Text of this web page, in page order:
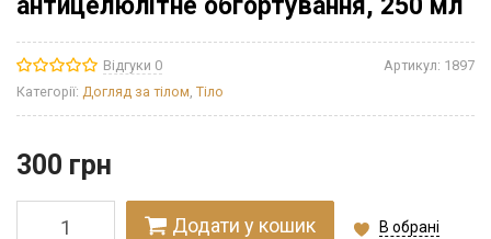
антицелюлітне обгортування, 250 мл
Відгуки 0 Артикул: 1897
Категорії: Догляд за тілом, Тіло
300 грн
Додати у кошик В обрані